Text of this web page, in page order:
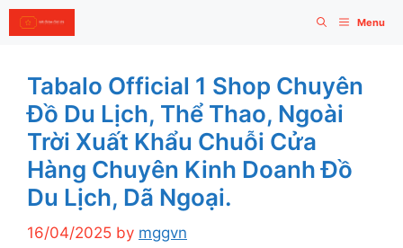
Skip
to
Menu
Tabalo Official 1 Shop Chuyên
Đồ Du Lịch, Thể Thao, Ngoài
Trời Xuất Khẩu Chuỗi Cửa
Hàng Chuyên Kinh Doanh Đồ
Du Lịch, Dã Ngoại.
16/04/2025 by mggvn